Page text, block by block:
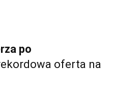
po
oferta na